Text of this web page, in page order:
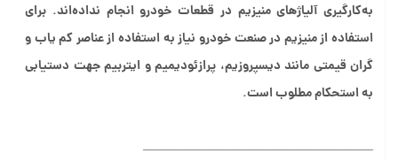
به‌کارگیری آلیاژهای منیزیم در قطعات خودرو انجام نداده‌اند. برای
استفاده از منیزیم در صنعت خودرو نیاز به استفاده از عناصر کم یاب و
گران قیمتی مانند دیسپروزیم، پرازئودیمیم و ایتربیم جهت دستیابی
به استحکام مطلوب است.
——————————————————–